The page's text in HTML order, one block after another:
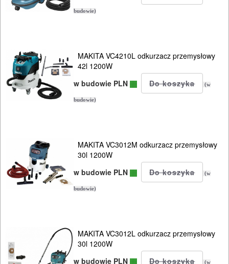
budowie)
MAKITA VC4210L odkurzacz przemysłowy
42l 1200W
w budowie PLN
(w
budowie)
MAKITA VC3012M odkurzacz przemysłowy
30l 1200W
w budowie PLN
(w
budowie)
MAKITA VC3012L odkurzacz przemysłowy
30l 1200W
w budowie PLN
(w